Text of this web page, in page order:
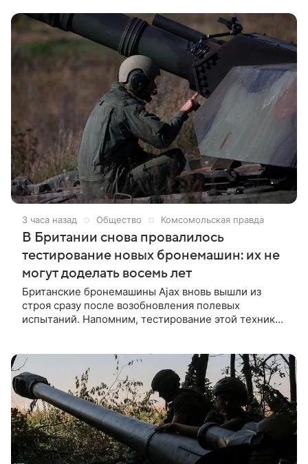
способами» убедить предпринимателя передумать
— но «положительного решения нет». Как говорят в
окружении бывшего министра, «Илон продолжает
настаивать, что пришло время заключить сделку».
3 часа назад Общество Комсомольская правда
В Британии снова провалилось
тестирование новых бронемашин: их не
могут доделать восемь лет
Британские бронемашины Ajax вновь вышли из
строя сразу после возобновления полевых
испытаний. Напомним, тестирование этой техники
корпуса. Об этом пишет The Telegraph со ссылкой
на осведомленные источники.